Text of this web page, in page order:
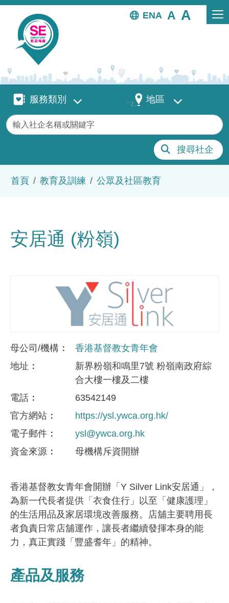
移至主內容
EN
服務類別服務類別 地區 地區
關鍵字
搜尋社企
首頁 教育及訓練 公眾及社區教育
安居通 (粉嶺)
母公司/機構
香港基督教女青年會
地址
新界粉嶺和鳴里7號 粉嶺南政府綜
合大樓一樓及二樓
電話
63542149
官方網站
https://ysl.ywca.org.hk/
電子郵件
ysl@ywca.org.hk
資金來​源
母機構斥資開辦
香港基督教女青年會開辦「Y Silver Link安居通」，
為新一代長者提供「衣食住行」以至「健康護理」
的生活用品及家居環境改善服務。店舖主要聘用長
者負責日常店舖運作，讓長者繼續發揮本身的能
力，真正實踐「豐盛耆年」的精神。
產品及服務